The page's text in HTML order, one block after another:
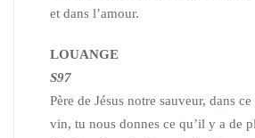
et dans l’amour.
LOUANGE
S97
Père de Jésus notre sauveur, dans
vin, tu nous donnes ce qu’il y a de